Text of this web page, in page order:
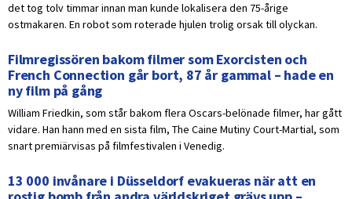
det tog tolv timmar innan man kunde lokalisera den 75-årige
ostmakaren. En robot som roterade hjulen trolig orsak till olyckan.
Filmregissören bakom filmer som Exorcisten och
French Connection går bort, 87 år gammal – hade en
ny film på gång
William Friedkin, som står bakom flera Oscars-belönade filmer, har gått
vidare. Han hann med en sista film, The Caine Mutiny Court-Martial, som
snart premiärvisas på filmfestivalen i Venedig.
13 000 invånare i Düsseldorf evakueras när att en